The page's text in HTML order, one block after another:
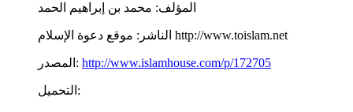
المؤلف: محمد بن إبراهيم الحمد
الناشر: موقع دعوة الإسلام http://www.toislam.net
المصدر: http://www.islamhouse.com/p/172705
التحميل: